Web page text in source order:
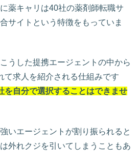
薬キャリは40社の薬剤師転職サ
サイトという特徴をもっていま
うした提携エージェントの中から
て求人を紹介される仕組みです
を自分で選択することはできませ
いエージェントが割り振られると
外れクジを引いてしまうこともあ